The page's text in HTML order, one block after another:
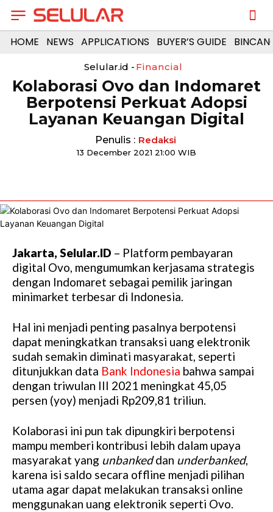
HOME NEWS APPLICATIONS BUYER’S GUIDE
Selular.id - Financial
Kolaborasi Ovo dan Indomaret
Berpotensi Perkuat Adopsi
Layanan Keuangan Digital
Penulis : Redaksi
13 December 2021 21:00 WIB
Jakarta, Selular.ID – Platform pembayaran
digital Ovo, mengumumkan kerjasama strategis
dengan Indomaret sebagai pemilik jaringan
minimarket terbesar di Indonesia.
Hal ini menjadi penting pasalnya berpotensi
dapat meningkatkan transaksi uang elektronik
sudah semakin diminati masyarakat, seperti
ditunjukkan data Bank Indonesia bahwa sampai
dengan triwulan III 2021 meningkat 45,05
persen (yoy) menjadi Rp209,81 triliun.
Kolaborasi ini pun tak dipungkiri berpotensi
mampu memberi kontribusi lebih dalam upaya
masyarakat yang unbankeddan underbanked,
karena isi saldo secara offline menjadi pilihan
utama agar dapat melakukan transaksi online
menggunakan uang elektronik seperti Ovo.